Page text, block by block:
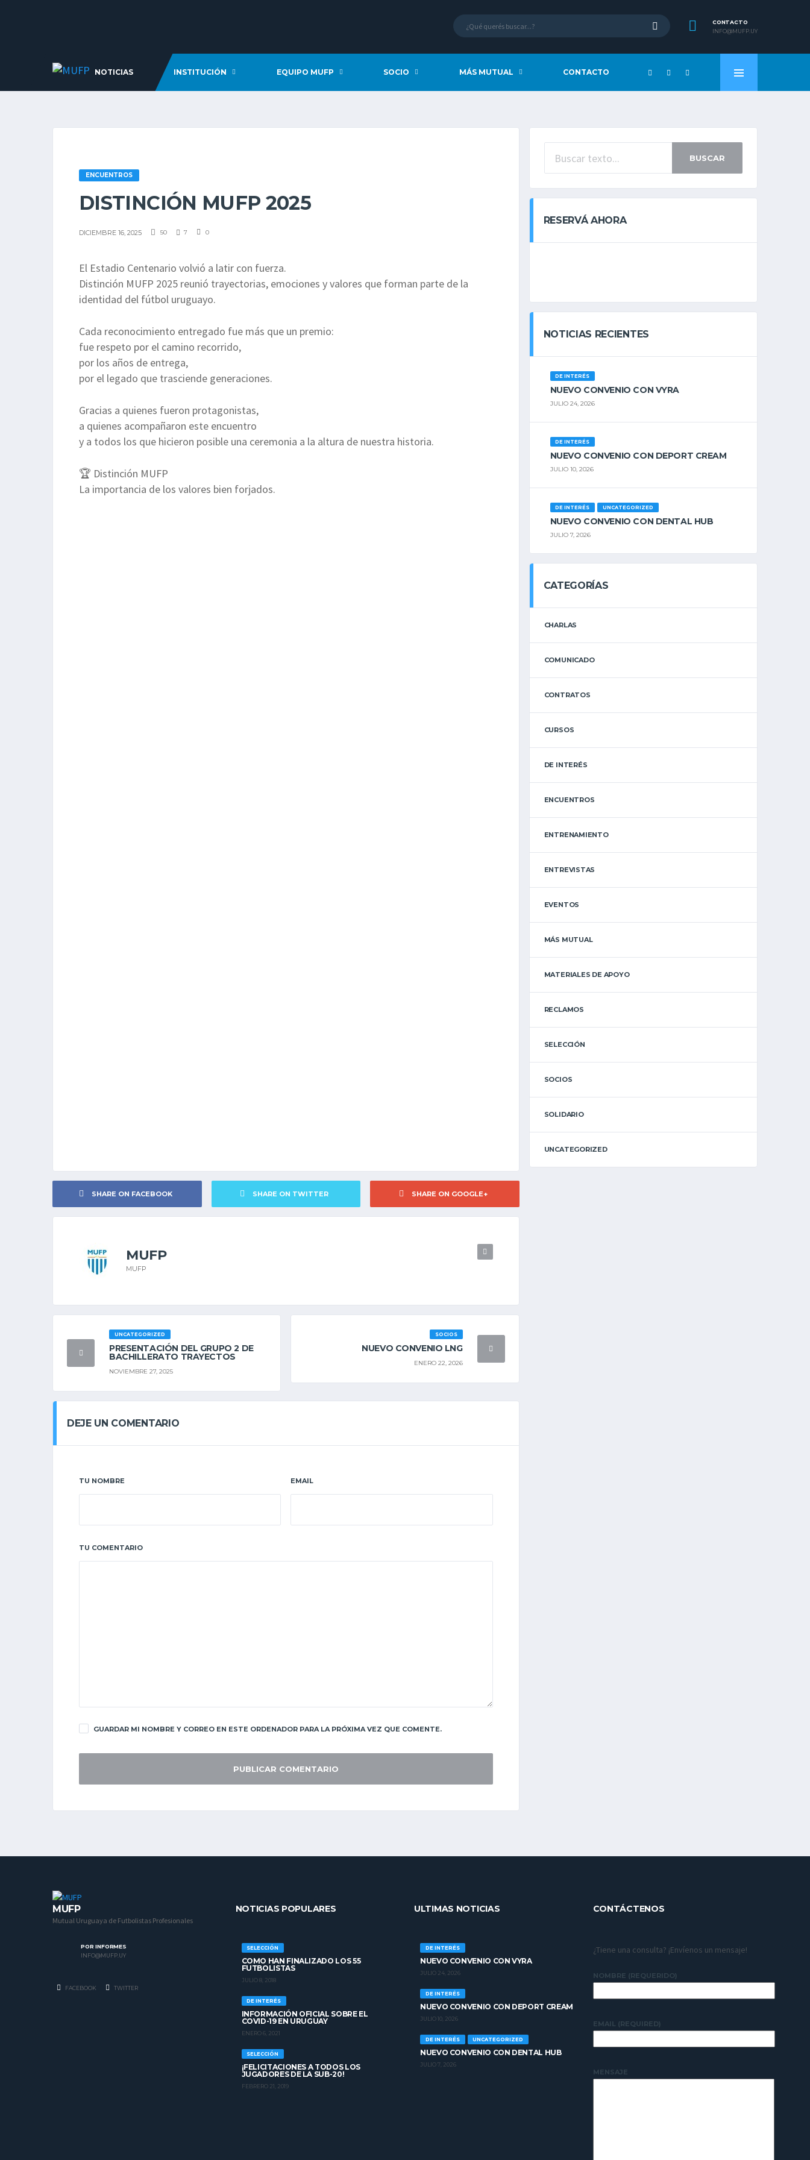
CONTACTO
INFO@MUFP.UY
NOTICIAS INSTITUCIÓN EQUIPO MUFP SOCIO MÁS MUTUAL CONTACTO
ENCUENTROS
DISTINCIÓN MUFP 2025
DICIEMBRE 16, 2025 50 7 0
El Estadio Centenario volvió a latir con fuerza.
Distinción MUFP 2025 reunió trayectorias, emociones y valores que forman parte de la
identidad del fútbol uruguayo.
Cada reconocimiento entregado fue más que un premio:
fue respeto por el camino recorrido,
por los años de entrega,
por el legado que trasciende generaciones.
Gracias a quienes fueron protagonistas,
a quienes acompañaron este encuentro
y a todos los que hicieron posible una ceremonia a la altura de nuestra historia.
🏆 Distinción MUFP
La importancia de los valores bien forjados.
SHARE ON FACEBOOK SHARE ON TWITTER SHARE ON GOOGLE+
MUFP
MUFP
UNCATEGORIZED
PRESENTACIÓN DEL GRUPO 2 DE
BACHILLERATO TRAYECTOS
NOVIEMBRE 27, 2025
SOCIOS
NUEVO CONVENIO LNG
ENERO 22, 2026
DEJE UN COMENTARIO
TU NOMBRE EMAIL
TU COMENTARIO
GUARDAR MI NOMBRE Y CORREO EN ESTE ORDENADOR PARA LA PRÓXIMA VEZ QUE COMENTE.
BUSCAR
RESERVÁ AHORA
NOTICIAS RECIENTES
DE INTERÉS
NUEVO CONVENIO CON VYRA
JULIO 24, 2026
DE INTERÉS
NUEVO CONVENIO CON DEPORT CREAM
JULIO 10, 2026
DE INTERÉS UNCATEGORIZED
NUEVO CONVENIO CON DENTAL HUB
JULIO 7, 2026
CATEGORÍAS
CHARLAS
COMUNICADO
CONTRATOS
CURSOS
DE INTERÉS
ENCUENTROS
ENTRENAMIENTO
ENTREVISTAS
EVENTOS
MÁS MUTUAL
MATERIALES DE APOYO
RECLAMOS
SELECCIÓN
SOCIOS
SOLIDARIO
UNCATEGORIZED
MUFP
Mutual Uruguaya de Futbolistas Profesionales
POR INFORMES
INFO@MUFP.UY
FACEBOOK TWITTER
NOTICIAS POPULARES
SELECCIÓN
COMO HAN FINALIZADO LOS 55
FUTBOLISTAS
JULIO 8, 2018
DE INTERÉS
INFORMACIÓN OFICIAL SOBRE EL
COVID-19 EN URUGUAY
ENERO 6, 2021
SELECCIÓN
¡FELICITACIONES A TODOS LOS
JUGADORES DE LA SUB-20!
FEBRERO 21, 2019
ULTIMAS NOTICIAS
DE INTERÉS
NUEVO CONVENIO CON VYRA
JULIO 24, 2026
DE INTERÉS
NUEVO CONVENIO CON DEPORT CREAM
JULIO 10, 2026
DE INTERÉS UNCATEGORIZED
NUEVO CONVENIO CON DENTAL HUB
JULIO 7, 2026
CONTÁCTENOS
¿Tiene una consulta? ¡Envíenos un mensaje!
NOMBRE (REQUERIDO)
EMAIL (REQUIRED)
MENSAJE